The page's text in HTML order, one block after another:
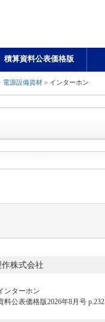
積算資料公表価格版
電源設備資材 > インターホン
株式会社
ンターホン
料公表価格版2026年8月号 p.232